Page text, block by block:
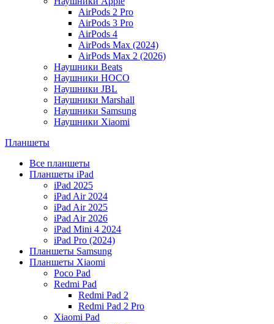
AirPods 2 Pro
AirPods 3 Pro
AirPods 4
AirPods Max (2024)
AirPods Max 2 (2026)
Наушники Beats
Наушники HOCO
Наушники JBL
Наушники Marshall
Наушники Samsung
Наушники Xiaomi
Планшеты
Все планшеты
Планшеты iPad
iPad 2025
iPad Air 2024
iPad Air 2025
iPad Air 2026
iPad Mini 4 2024
iPad Pro (2024)
Планшеты Samsung
Планшеты Xiaomi
Poco Pad
Redmi Pad
Redmi Pad 2
Redmi Pad 2 Pro
Xiaomi Pad